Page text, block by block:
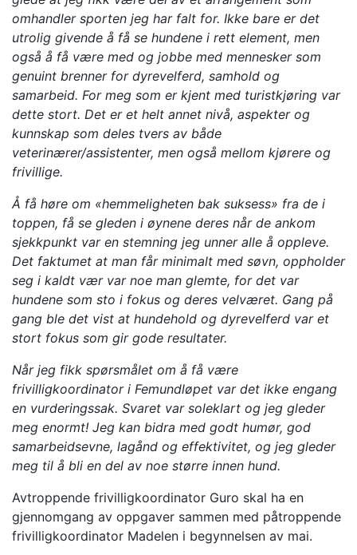
omhandler sporten jeg har falt for. Ikke bare er det
utrolig givende å få se hundene i rett element, men
også å få være med og jobbe med mennesker som
genuint brenner for dyrevelferd, samhold og
samarbeid. For meg som er kjent med turistkjøring var
dette stort. Det er et helt annet nivå, aspekter og
kunnskap som deles tvers av både
veterinærer/assistenter, men også mellom kjørere og
frivillige.
Å få høre om «hemmeligheten bak suksess» fra de i
toppen, få se gleden i øynene deres når de ankom
sjekkpunkt var en stemning jeg unner alle å oppleve.
Det faktumet at man får minimalt med søvn, oppholder
seg i kaldt vær var noe man glemte, for det var
hundene som sto i fokus og deres velværet. Gang på
gang ble det vist at hundehold og dyrevelferd var et
stort fokus som gir gode resultater.
Når jeg fikk spørsmålet om å få være
frivilligkoordinator i Femundløpet var det ikke engang
en vurderingssak. Svaret var soleklart og jeg gleder
meg enormt! Jeg kan bidra med godt humør, god
samarbeidsevne, lagånd og effektivitet, og jeg gleder
meg til å bli en del av noe større innen hund.
Avtroppende frivilligkoordinator Guro skal ha en
gjennomgang av oppgaver sammen med påtroppende
frivilligkoordinator Madelen i begynnelsen av mai.